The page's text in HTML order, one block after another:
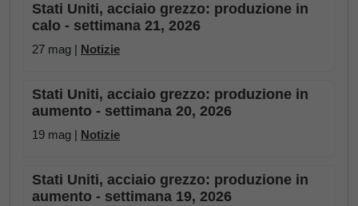
Stati Uniti, acciaio grezzo: produzione in
calo - settimana 21, 2026
27 mag | Notizie
Stati Uniti, acciaio grezzo: produzione in
aumento - settimana 20, 2026
19 mag | Notizie
Stati Uniti, acciaio grezzo: produzione in
aumento - settimana 19, 2026